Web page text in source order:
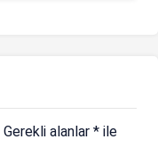
Gerekli alanlar * ile